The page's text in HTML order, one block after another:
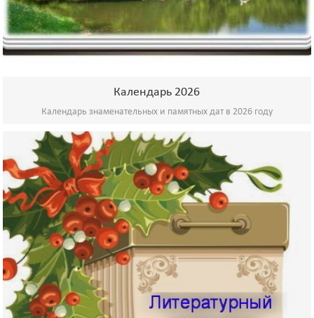
Календарь 2026
Календарь знаменательных и памятных дат в 2026 году